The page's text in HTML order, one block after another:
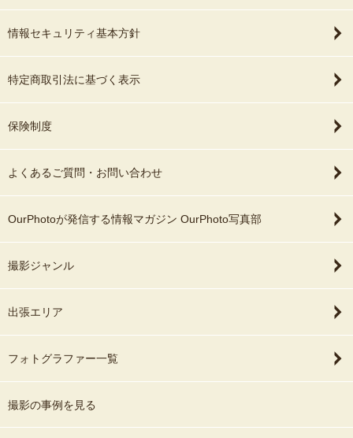
情報セキュリティ基本方針
特定商取引法に基づく表示
保険制度
よくあるご質問・お問い合わせ
OurPhotoが発信する情報マガジン OurPhoto写真部
撮影ジャンル
出張エリア
フォトグラファー一覧
撮影の事例を見る